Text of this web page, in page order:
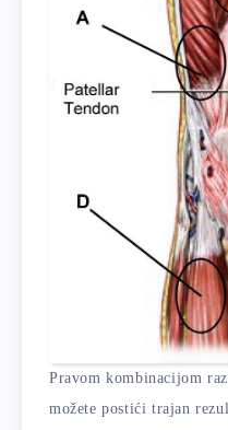
Pravom kombinacijom
možete postići trajan